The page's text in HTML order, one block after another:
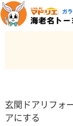
玄関ドアリフォ
アにする